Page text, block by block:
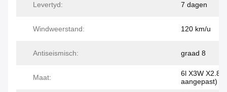
Levertyd: 7 dagen
Windweerstand: 120 km/u
Antiseismisch: graad 8
Maat:
6l X3W
aangepast)